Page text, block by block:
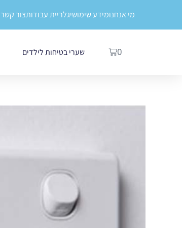
מי אנחנומידע שימושיגלריית עבודותצור קשר
0
עגלת
שערי בטיחות לילדים